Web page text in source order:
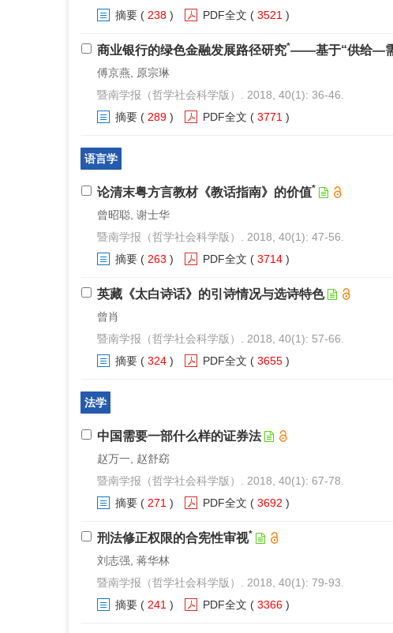
摘要 ( 238 ) PDF全文 ( 3521 )
商业银行的绿色金融发展路径研究*——基于“供给—需
傅京燕, 原宗琳
暨南学报（哲学社会科学版）. 2018, 40(1): 36-46.
摘要 ( 289 ) PDF全文 ( 3771 )
语言学
论清末粤方言教材《教话指南》的价值*
曾昭聪, 谢士华
暨南学报（哲学社会科学版）. 2018, 40(1): 47-56.
摘要 ( 263 ) PDF全文 ( 3714 )
英藏《太白诗话》的引诗情况与选诗特色
曾肖
暨南学报（哲学社会科学版）. 2018, 40(1): 57-66.
摘要 ( 324 ) PDF全文 ( 3655 )
法学
中国需要一部什么样的证券法
赵万一, 赵舒窈
暨南学报（哲学社会科学版）. 2018, 40(1): 67-78.
摘要 ( 271 ) PDF全文 ( 3692 )
刑法修正权限的合宪性审视*
刘志强, 蒋华林
暨南学报（哲学社会科学版）. 2018, 40(1): 79-93.
摘要 ( 241 ) PDF全文 ( 3366 )